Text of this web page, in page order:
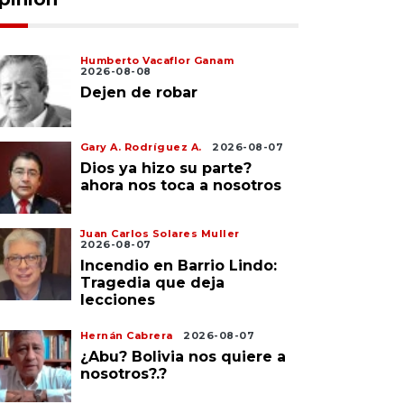
Humberto Vacaflor Ganam
2026-08-08
Dejen de robar
Gary A. Rodríguez A. 2026-08-07
Dios ya hizo su parte?
ahora nos toca a nosotros
Juan Carlos Solares Muller
2026-08-07
Incendio en Barrio Lindo:
Tragedia que deja
lecciones
Hernán Cabrera 2026-08-07
¿Abu? Bolivia nos quiere a
nosotros?.?